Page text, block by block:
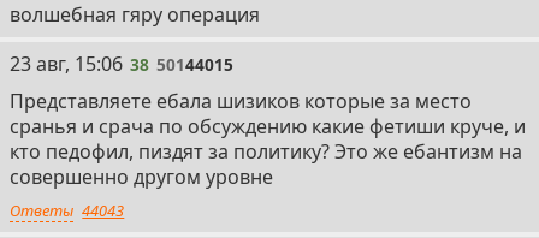
волшебная гяру операция
38
23 авг, 15:06 38 50144015
Представляете ебала шизиков которые за место
сранья и срача по обсуждению какие фетиши круче, и
кто педофил, пиздят за политику? Это же ебантизм на
совершенно другом уровне
Ответы 44043